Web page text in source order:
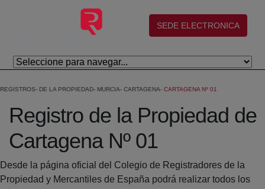
Saltar al contenido principal
(abre en nueva ventana)
SEDE ELECTRONICA
REGISTROS DE LA PROPIEDAD MURCIA CARTAGENA CARTAGENA Nº 01
Registro de la Propiedad de
Cartagena Nº 01
Desde la página oficial del Colegio de Registradores de la
Propiedad y Mercantiles de España podrá realizar todos los